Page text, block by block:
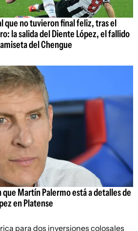
que no tuvieron final feliz, tras el
la salida del Diente López, el fallido
del Chengue
Martín Palermo está a detalles de
en Platense